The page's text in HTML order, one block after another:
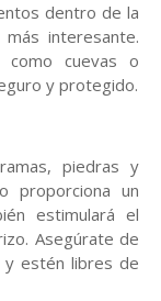
dentro de la
interesante.
como cuevas o
y protegido.
piedras y
proporciona un
estimulará el
Asegúrate de
estén libres de